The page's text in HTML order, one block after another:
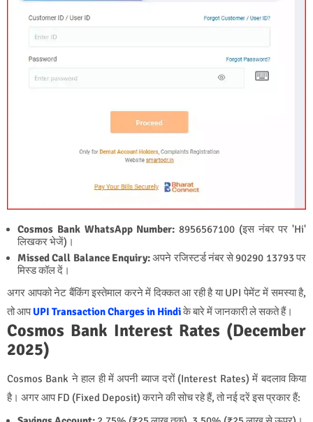
Cosmos Bank WhatsApp Number: 8956567100 (इस नंबर पर 'Hi'
लिखकर भेजें)।
Missed Call Balance Enquiry:अपने रजिस्टर्ड नंबर से90290 13793पर
मिस्ड कॉल दें।
अगर आपको नेट बैंकिंग इस्तेमाल करने में दिक्कत आ रही है या UPI पेमेंट में समस्या है,
तो आप UPI Transaction Charges in Hindiके बारे में जानकारी ले सकते हैं।
Cosmos Bank Interest Rates (December
2025)
Cosmos Bank ने हाल ही में अपनी ब्याज दरों (Interest Rates) में बदलाव किया
है। अगर आप FD (Fixed Deposit) कराने की सोच रहे हैं, तो नई दरें इस प्रकार हैं: